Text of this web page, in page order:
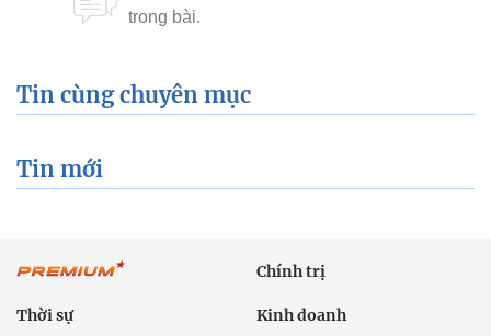
Tin cùng chuyên mục
Tin mới
Chính trị
Thời sự Kinh doanh